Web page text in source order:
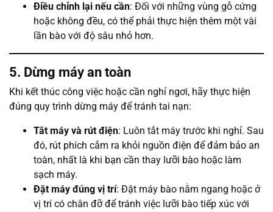
Điều chỉnh lại nếu cần: Đối với những vùng gỗ cứng
hoặc không đều, có thể phải thực hiện thêm một vài
lần bào với độ sâu nhỏ hơn.
5. Dừng máy an toàn
Khi kết thúc công việc hoặc cần nghỉ ngơi, hãy thực hiện
đúng quy trình dừng máy để tránh tai nạn:
Tắt máy và rút điện: Luôn tắt máy trước khi nghỉ. Sau
đó, rút phích cắm ra khỏi nguồn điện để đảm bảo an
toàn, nhất là khi bạn cần thay lưỡi bào hoặc làm
sạch máy.
Đặt máy đúng vị trí: Đặt máy bào nằm ngang hoặc ở
vị trí có chân đỡ để tránh việc lưỡi bào tiếp xúc với